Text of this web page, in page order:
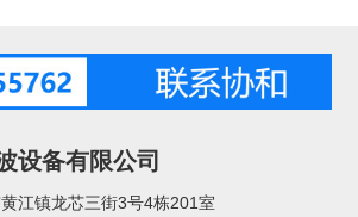
设备有限公司
江镇龙芯三街3号4栋201室